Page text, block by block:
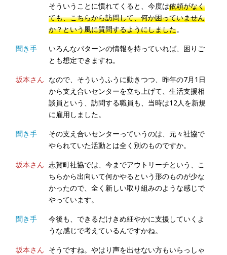
そういうことに慣れてくると、今度は依頼がなく
ても、こちらから訪問して、何か困っていません
か？という風に質問するようにしました。
聞き手
いろんなパターンの情報を持っていれば、困りご
とも想定できますね。
坂本さん なので、そういうふうに動きつつ、昨年の7月1日
から支え合いセンターを立ち上げて、生活支援相
談員という、訪問する職員も、当時は12人を新規
に雇用しました。
聞き手
その支え合いセンターっていうのは、元々社協で
やられていた活動とは全く別のものですか。
坂本さん 志賀町社協では、今までアウトリーチという、こ
ちらから出向いて何かやるという形のものが少な
かったので、全く新しい取り組みのような感じで
やっています。
聞き手
今後も、できるだけきめ細やかに支援していくよ
うな感じで考えているんですかね。
坂本さん そうですね。やはり声を出せない方もいらっしゃ